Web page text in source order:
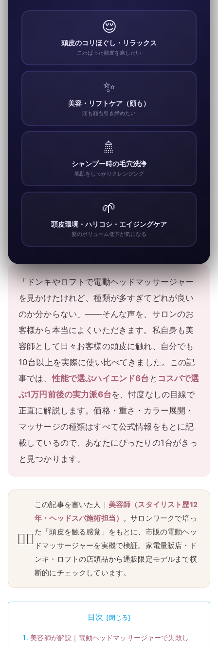
😌
頭皮のコリほぐし・リラックス
こわばった頭皮を癒したい
✨
美容・リフトケア（顔も）
頭も顔も引き締めたい
🚿
シャンプー時の毛穴洗浄
地肌をしっかりクレンジング
🌱
頭皮環境・ハリコシ・エイジングケア
髪のボリューム低下が気になる
「ドンキやロフトで電動ヘッドマッサージャー
を見かけたけれど、種類が多すぎてどれが良い
のか分からない」——そんな声を、サロンのお
客様から本当によくいただきます。私自身も美
容師として日々お客様の頭皮に触れ、自分でも
10台以上を実際に使い比べてきました。この記
事では、性能で選ぶハイエンド6台 と コスパで選
ぶ1万円前後の実力派6台を、忖度なしの目線で
正直に解説します。価格・重さ・カラー展開・
マッサージの種類はすべて公式情報をもとに記
載しているので、あなたにぴったりの1台がきっ
と見つかります。
💇‍♀️
この記事を書いた人｜ 美容師（スタイリスト歴12
年・ヘッドスパ施術担当）
。サロンワークで培っ
た「頭皮を触る感覚」をもとに、市販の電動ヘッ
ドマッサージャーを実機で検証。家電量販店・ド
ンキ・ロフトの店頭品から通販限定モデルまで横
断的にチェックしています。
目次
美容師が解説｜電動ヘッドマッサージャーで失敗し